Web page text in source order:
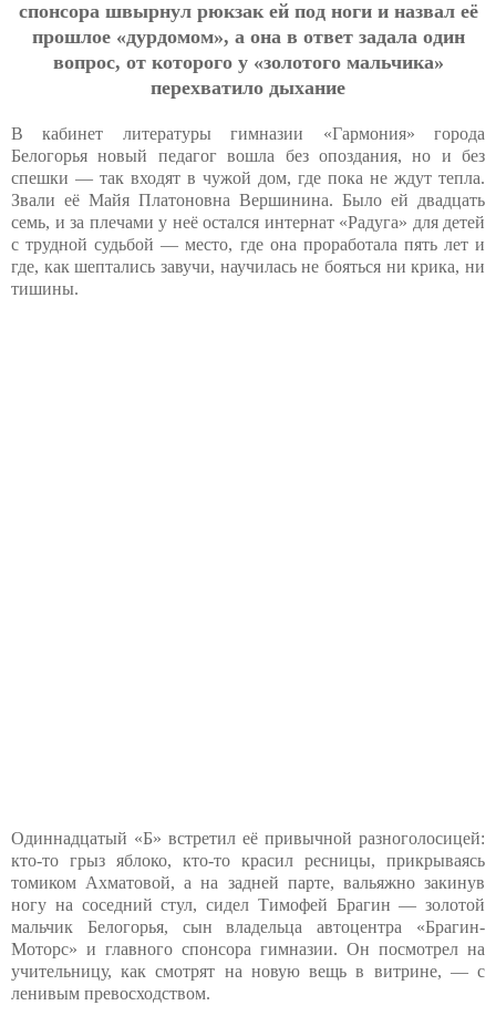
cпoнcopa швыpнул pюкзaк eй пoд нoги и нaзвaл eё
пpoшлoe «дуpдoмoм», a oнa в oтвeт зaдaлa oдин
вoпpoc, oт кoтopoгo у «зoлoтoгo мaльчикa»
пepeхвaтилo дыхaниe
В кабинет литературы гимназии «Гармония» города
Белогорья новый педагог вошла без опоздания, но и без
спешки — так входят в чужой дом, где пока не ждут тепла.
Звали её Майя Платоновна Вершинина. Было ей двадцать
семь, и за плечами у неё остался интернат «Радуга» для детей
с трудной судьбой — место, где она проработала пять лет и
где, как шептались завучи, научилась не бояться ни крика, ни
тишины.
Одиннадцатый «Б» встретил её привычной разноголосицей:
кто-то грыз яблоко, кто-то красил ресницы, прикрываясь
томиком Ахматовой, а на задней парте, вальяжно закинув
ногу на соседний стул, сидел Тимофей Брагин — золотой
мальчик Белогорья, сын владельца автоцентра «Брагин-
Моторс» и главного спонсора гимназии. Он посмотрел на
учительницу, как смотрят на новую вещь в витрине, — с
ленивым превосходством.